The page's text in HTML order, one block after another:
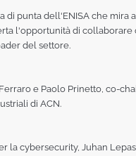
di punta dell'ENISA che
l'opportunità di
del settore.
e Paolo Prinetto, co-
di ACN.
cybersecurity, Juhan